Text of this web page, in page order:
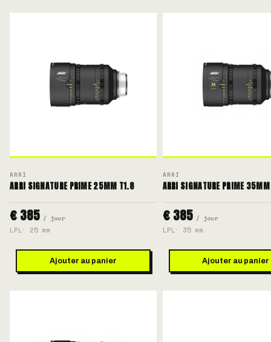
ARRI
ARRI SIGNATURE PRIME 25MM T1.8
€ 385 / jour
LPL 25 mm
Ajouter au panier
ARRI
ARRI SIGNATURE PRIME
€ 385 / jour
LPL 35 mm
Ajouter au panier